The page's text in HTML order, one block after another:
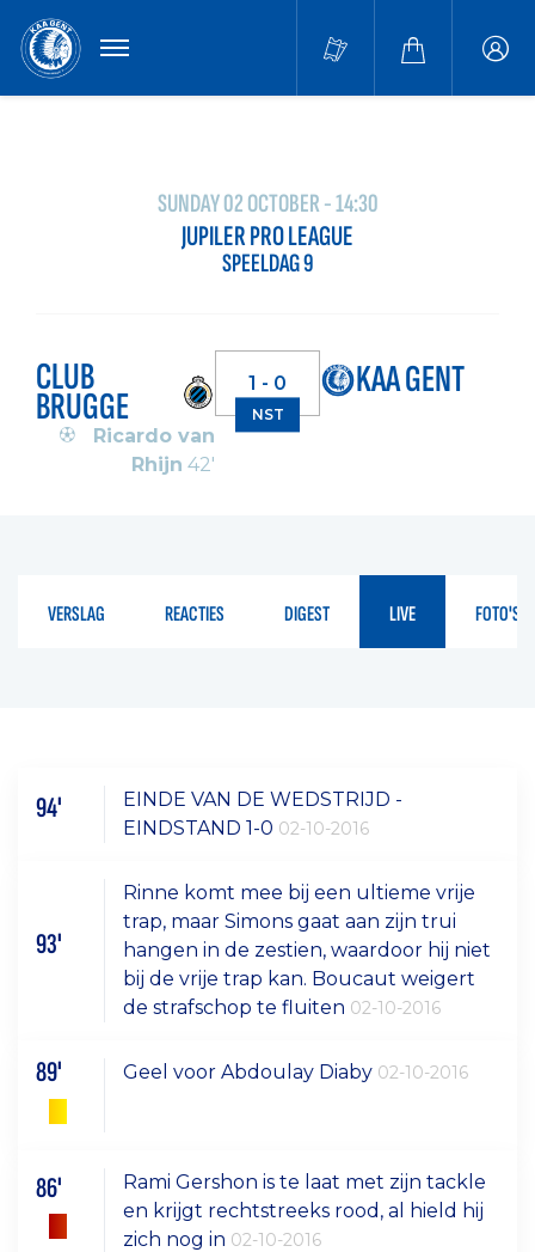
MENU
SUNDAY 02 OCTOBER - 14:30
JUPILER PRO LEAGUE
SPEELDAG 9
CLUB
BRUGGE
Ricardo van
Rhijn 42'
1 - 0
NST
KAA GENT
VERSLAG REACTIES DIGEST LIVE FOTO'S
94'
EINDE VAN DE WEDSTRIJD -
EINDSTAND 1-0 02-10-2016
93'
Rinne komt mee bij een ultieme vrije
trap, maar Simons gaat aan zijn trui
hangen in de zestien, waardoor hij niet
bij de vrije trap kan. Boucaut weigert
de strafschop te fluiten 02-10-2016
89' Geel voor Abdoulay Diaby 02-10-2016
86'
Rami Gershon is te laat met zijn tackle
en krijgt rechtstreeks rood, al hield hij
zich nog in 02-10-2016